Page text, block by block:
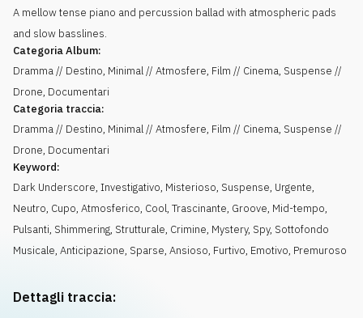
A mellow tense piano and percussion ballad with atmospheric pads
and slow basslines.
Categoria Album:
Dramma // Destino, Minimal // Atmosfere, Film // Cinema, Suspense //
Drone, Documentari
Categoria traccia:
Dramma // Destino, Minimal // Atmosfere, Film // Cinema, Suspense //
Drone, Documentari
Keyword:
Dark Underscore, Investigativo, Misterioso, Suspense, Urgente,
Neutro, Cupo, Atmosferico, Cool, Trascinante, Groove, Mid-tempo,
Pulsanti, Shimmering, Strutturale, Crimine, Mystery, Spy, Sottofondo
Musicale, Anticipazione, Sparse, Ansioso, Furtivo, Emotivo, Premuroso
Dettagli traccia: